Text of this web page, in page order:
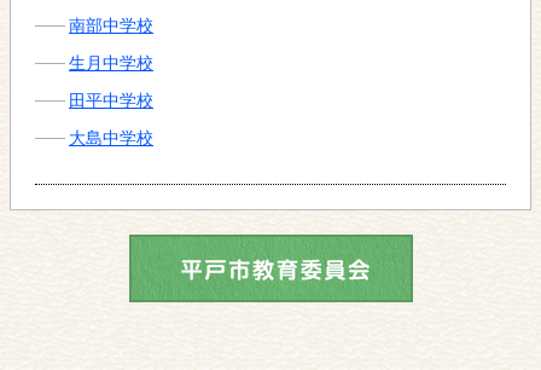
南部中学校
生月中学校
田平中学校
大島中学校